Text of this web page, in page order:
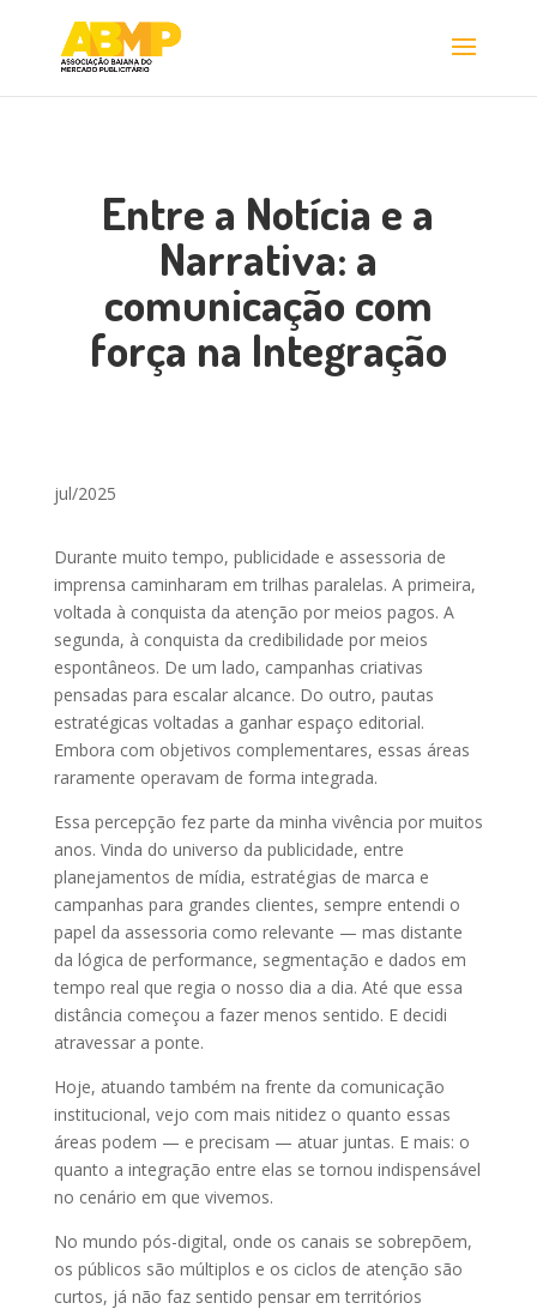
Entre a Notícia e a
Narrativa: a
comunicação com
força na Integração
jul/2025
Durante muito tempo, publicidade e assessoria de
imprensa caminharam em trilhas paralelas. A primeira,
voltada à conquista da atenção por meios pagos. A
segunda, à conquista da credibilidade por meios
espontâneos. De um lado, campanhas criativas
pensadas para escalar alcance. Do outro, pautas
estratégicas voltadas a ganhar espaço editorial.
Embora com objetivos complementares, essas áreas
raramente operavam de forma integrada.
Essa percepção fez parte da minha vivência por muitos
anos. Vinda do universo da publicidade, entre
planejamentos de mídia, estratégias de marca e
campanhas para grandes clientes, sempre entendi o
papel da assessoria como relevante — mas distante
da lógica de performance, segmentação e dados em
tempo real que regia o nosso dia a dia. Até que essa
distância começou a fazer menos sentido. E decidi
atravessar a ponte.
Hoje, atuando também na frente da comunicação
institucional, vejo com mais nitidez o quanto essas
áreas podem — e precisam — atuar juntas. E mais: o
quanto a integração entre elas se tornou indispensável
no cenário em que vivemos.
No mundo pós-digital, onde os canais se sobrepõem,
os públicos são múltiplos e os ciclos de atenção são
curtos, já não faz sentido pensar em territórios